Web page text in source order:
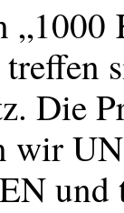
Die
wir
und